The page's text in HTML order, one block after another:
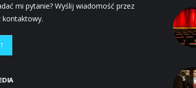
mi pytanie? Wyślij wiadomość przez